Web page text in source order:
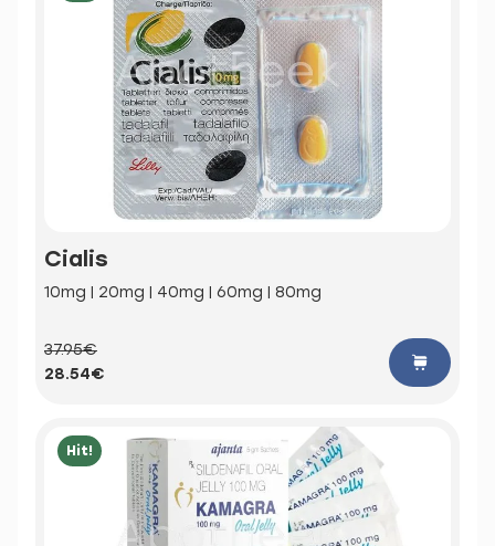
Cialis
10mg | 20mg | 40mg | 60mg | 80mg
37.95€
28.54€
Hit!